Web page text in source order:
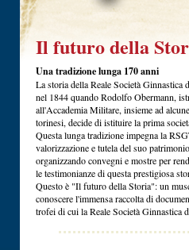
Il futuro della
Una tradizione lunga 170 anni
La storia della Reale Società
nel 1844 quando Rodolfo Obermann,
all'Accademia Militare, insieme ad
torinesi, decide di istituire la prima
Questa lunga tradizione impegna la
valorizzazione e tutela del suo
organizzando convegni e mostre per
le testimonianze di questa prestigiosa
Questo è "Il futuro della Storia": un
conoscere l'immensa raccolta di
trofei di cui la Reale Società Ginnastica